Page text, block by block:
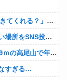
ワイ「！！？」
れる？ 福岡県八女市の星野川
る張本人「中高年の転倒事故」
すぎる…